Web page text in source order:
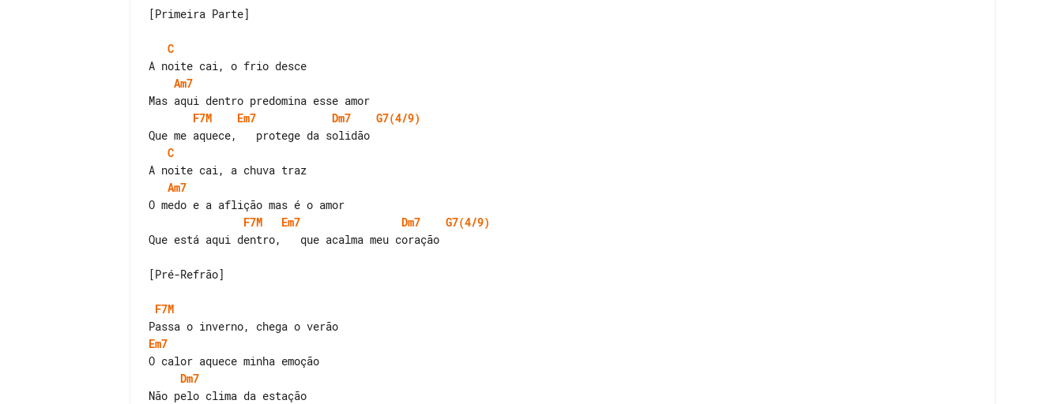
[Primeira Parte]
C
Am7
F7M
Em7 Dm7
G7(4/9)
C
Am7
F7M
Em7 Dm7
G7(4/9)
Que está aqui dentro,   que acalma meu coração
[Pré-Refrão]
F7M
Em7
Dm7